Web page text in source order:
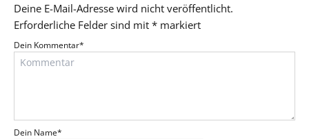
Deine E-Mail-Adresse wird nicht veröffentlicht.
Erforderliche Felder sind mit * markiert
Dein Kommentar*
Dein Name*